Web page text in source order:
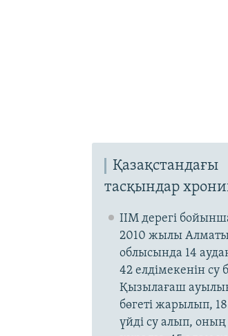
Қазақстандағы
тасқындар
ІІМ дерегі
2010 жылы
облысында 14
42 елдімекенін су
Қызылағаш
бөгеті жарылып,
үйді су алып, оның